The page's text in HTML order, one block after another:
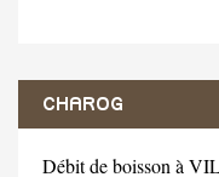
CHAROG
Débit de boisson à